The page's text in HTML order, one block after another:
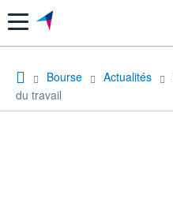
Menu
Bourse Actualités
du travail